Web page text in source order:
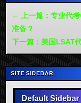
← 上一篇：专业代
准备？
下一篇：美国LSAT
SITE SIDEBAR
Default Sidebar